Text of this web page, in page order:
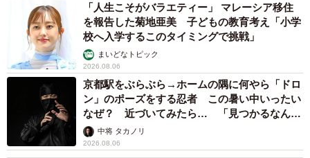
「人生こそがバラエティー」 マレーシア移住
を報告した菊地亜美 子どもの教育考え「小学
校へ入学するこのタイミングで挑戦」
まいどなトピック
2026.08.06
京都駅をぶらぶら→ホームの隅に何やら「ドロ
ン」のポーズをする忍者 この暑い中いったい
なぜ？ 近づいてみたら… 「見つかるなんて
未熟」中将 タカノリ
2026.08.06